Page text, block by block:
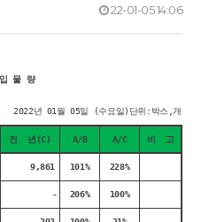
22-01-05 14:06
물 량
2022년 01월 05일 (수요일)단위:박스,개
전 년(C) A/B A/C 비 고
9,861 101% 228%
- 206% 100%